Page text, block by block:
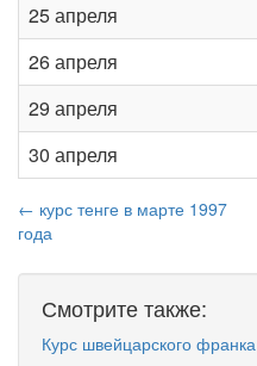
25 апреля
26 апреля
29 апреля
30 апреля
← курс тенге в марте 1997
года
Смотрите также:
Курс швейцарского франка